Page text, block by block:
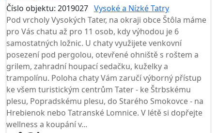
Číslo objektu: 2019027 Vysoké a Nízké Tatry
Pod vrcholy Vysokých Tater, na okraji obce Štôla máme
pro Vás chatu až pro 11 osob, kdy výhodou je 6
samostatných ložnic. U chaty využijete venkovní
posezení pod pergolou, otevřené ohniště s roštem a
grilem, zahradní houpací sedačku, kuželky a
trampolínu. Poloha chaty Vám zaručí výborný přístup
ke všem turistickým centrům Tater - ke Štrbskému
plesu, Popradskému plesu, do Starého Smokovce - na
Hrebienok nebo Tatranské Lomnice. V létě si dopřejte
wellness a koupání v...